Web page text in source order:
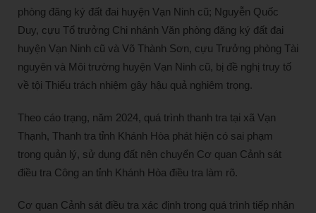
phòng đăng ký đất đai huyện Vạn Ninh cũ; Nguyễn Quốc
Duy, cựu Tổ trưởng Chi nhánh Văn phòng đăng ký đất đai
huyện Vạn Ninh cũ và Võ Thành Sơn, cựu Trưởng phòng Tài
nguyên và Môi trường huyện Vạn Ninh cũ, bị đề nghị truy tố
về tội Thiếu trách nhiệm gây hậu quả nghiêm trọng.
Theo cáo trạng, năm 2024, quá trình thanh tra tại xã Vạn
Thạnh, Thanh tra tỉnh Khánh Hòa phát hiện có sai phạm
trong quản lý, sử dụng đất nên chuyển Cơ quan Cảnh sát
điều tra Công an tỉnh Khánh Hòa điều tra làm rõ.
Cơ quan Cảnh sát điều tra xác định trong quá trình tiếp nhận